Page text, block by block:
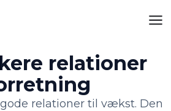
relationer
relationer til vækst. Den